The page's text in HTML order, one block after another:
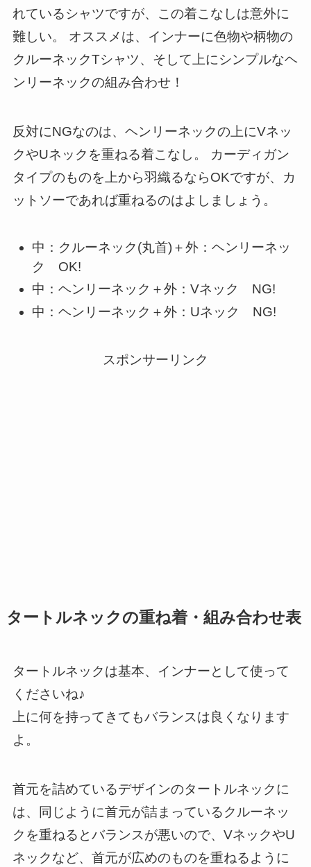
れているシャツですが、この着こなしは意外に
難しい。 オススメは、インナーに色物や柄物の
クルーネックTシャツ、そして上にシンプルなヘ
ンリーネックの組み合わせ！
反対にNGなのは、ヘンリーネックの上にVネッ
クやUネックを重ねる着こなし。 カーディガン
タイプのものを上から羽織るならOKですが、カ
ットソーであれば重ねるのはよしましょう。
中：クルーネック(丸首)＋外：ヘンリーネッ
ク OK!
中：ヘンリーネック＋外：Vネック NG!
中：ヘンリーネック＋外：Uネック NG!
スポンサーリンク
タートルネックの重ね着・組み合わせ表
タートルネックは基本、インナーとして使って
くださいね♪
上に何を持ってきてもバランスは良くなります
よ。
首元を詰めているデザインのタートルネックに
は、同じように首元が詰まっているクルーネッ
クを重ねるとバランスが悪いので、VネックやU
ネックなど、首元が広めのものを重ねるように